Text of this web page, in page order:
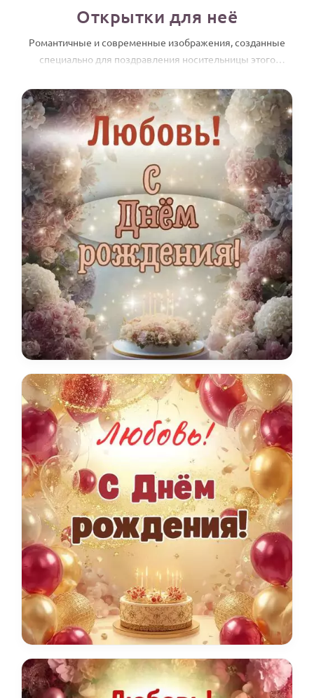
Открытки для неё
Романтичные и современные изображения, созданные
специально для поздравления носительницы этого